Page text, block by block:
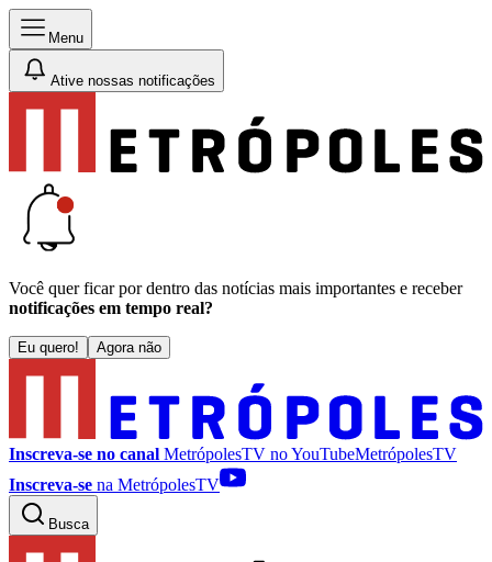
Menu
Ative nossas notificações
Você quer ficar por dentro das notícias mais importantes e receber
notificações em tempo real?
Eu quero! Agora não
Inscreva-se no canal MetrópolesTV noYouTubeMetrópolesTV
Inscreva-se na MetrópolesTV
Busca